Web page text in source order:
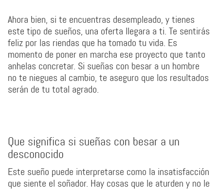
Ahora bien, si te encuentras desempleado, y tienes
este tipo de sueños, una oferta llegara a ti. Te sentirás
feliz por las riendas que ha tomado tu vida. Es
momento de poner en marcha ese proyecto que tanto
anhelas concretar. Si sueñas con besar a un hombre
no te niegues al cambio, te aseguro que los resultados
serán de tu total agrado.
Que significa si sueñas con besar a un
desconocido
Este sueño puede interpretarse como la insatisfacción
que siente el soñador. Hay cosas que le aturden y no le